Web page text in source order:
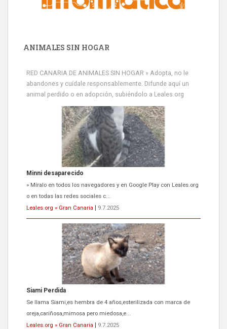
ANIMALES SIN HOGAR
RED CANARIA DE ANIMALES SIN HOGAR » Adopta, no le
abandones y cuídale responsablemente. Difunde aquí un
animal perdido o en adopción, subiéndolo a Leales.org
Minni desaparecido
» Míralo en todos los navegadores y en Google Play con Leales.org
o en todas las redes sociales c...
Leales.org » Gran Canaria
9.7.2025
Siami Perdida
Se llama Siami,es hembra de 4 años,esterilizada con marca de
oreja,cariñosa,mimosa pero miedosa,e...
Leales.org » Gran Canaria
9.7.2025